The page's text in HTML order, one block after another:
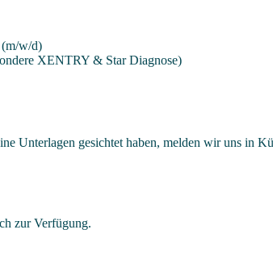
w/d)
XENTRY & Star Diagnose)
Unterlagen gesichtet haben, melden wir uns in
zur Verfügung.